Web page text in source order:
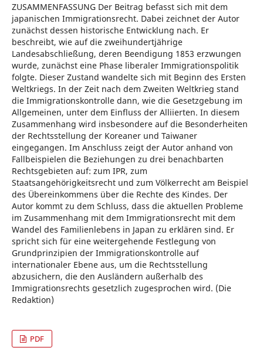
ZUSAMMENFASSUNG Der Beitrag befasst sich mit dem
japanischen Immigrationsrecht. Dabei zeichnet der Autor
zunächst dessen historische Entwicklung nach. Er
beschreibt, wie auf die zweihundertjährige
Landesabschließung, deren Beendigung 1853 erzwungen
wurde, zunächst eine Phase liberaler Immigrationspolitik
folgte. Dieser Zustand wandelte sich mit Beginn des Ersten
Weltkriegs. In der Zeit nach dem Zweiten Weltkrieg stand
die Immigrationskontrolle dann, wie die Gesetzgebung im
Allgemeinen, unter dem Einfluss der Alliierten. In diesem
Zusammenhang wird insbesondere auf die Besonderheiten
der Rechtsstellung der Koreaner und Taiwaner
eingegangen. Im Anschluss zeigt der Autor anhand von
Fallbeispielen die Beziehungen zu drei benachbarten
Rechtsgebieten auf: zum IPR, zum
Staatsangehörigkeitsrecht und zum Völkerrecht am Beispiel
des Übereinkommens über die Rechte des Kindes. Der
Autor kommt zu dem Schluss, dass die aktuellen Probleme
im Zusammenhang mit dem Immigrationsrecht mit dem
Wandel des Familienlebens in Japan zu erklären sind. Er
spricht sich für eine weitergehende Festlegung von
Grundprinzipien der Immigrationskontrolle auf
internationaler Ebene aus, um die Rechtsstellung
abzusichern, die den Ausländern außerhalb des
Immigrationsrechts gesetzlich zugesprochen wird. (Die
Redaktion)
PDF